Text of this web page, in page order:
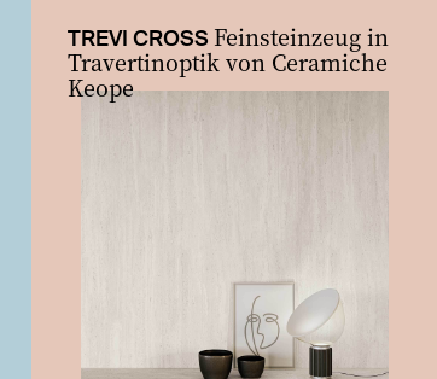
TREVI CROSS Feinsteinzeug in
Travertinoptik von Ceramiche
Keope